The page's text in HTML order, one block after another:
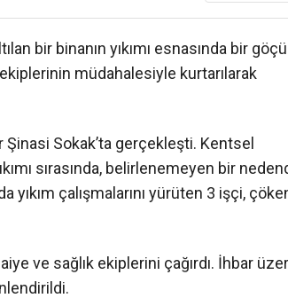
bir binanın yıkımı esnasında bir
müdahalesiyle kurtarılarak
Sokak’ta gerçekleşti. Kentsel
sırasında, belirlenemeyen bir
yıkım çalışmalarını yürüten 3 işçi,
ve sağlık ekiplerini çağırdı. İhbar